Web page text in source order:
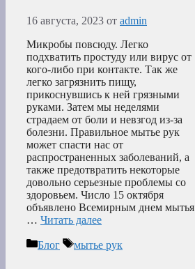
16 августа, 2023 от admin
Микробы повсюду. Легко
подхватить простуду или вирус от
кого-либо при контакте. Так же
легко загрязнить пищу,
прикоснувшись к ней грязными
руками. Затем мы неделями
страдаем от боли и невзгод из-за
болезни. Правильное мытье рук
может спасти нас от
распространенных заболеваний, а
также предотвратить некоторые
довольно серьезные проблемы со
здоровьем. Число 15 октября
объявлено Всемирным днем мытья
… Читать далее
Рубрики
Блог Метки
мытье рук